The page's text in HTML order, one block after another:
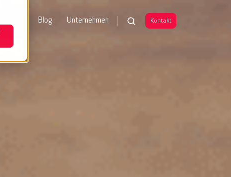
Blog Unternehmen Kontakt